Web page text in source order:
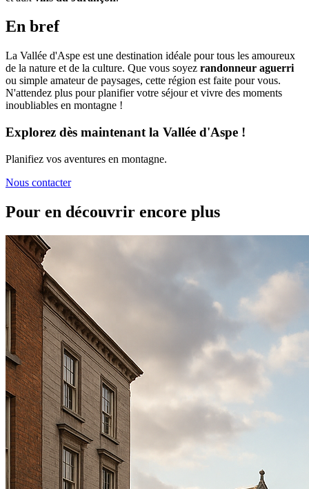
En bref
La Vallée d'Aspe est une destination idéale pour tous les amoureux
de la nature et de la culture. Que vous soyez randonneur aguerri
ou simple amateur de paysages, cette région est faite pour vous.
N'attendez plus pour planifier votre séjour et vivre des moments
inoubliables en montagne !
Explorez dès maintenant la Vallée d'Aspe !
Planifiez vos aventures en montagne.
Nous contacter
Pour en découvrir encore plus